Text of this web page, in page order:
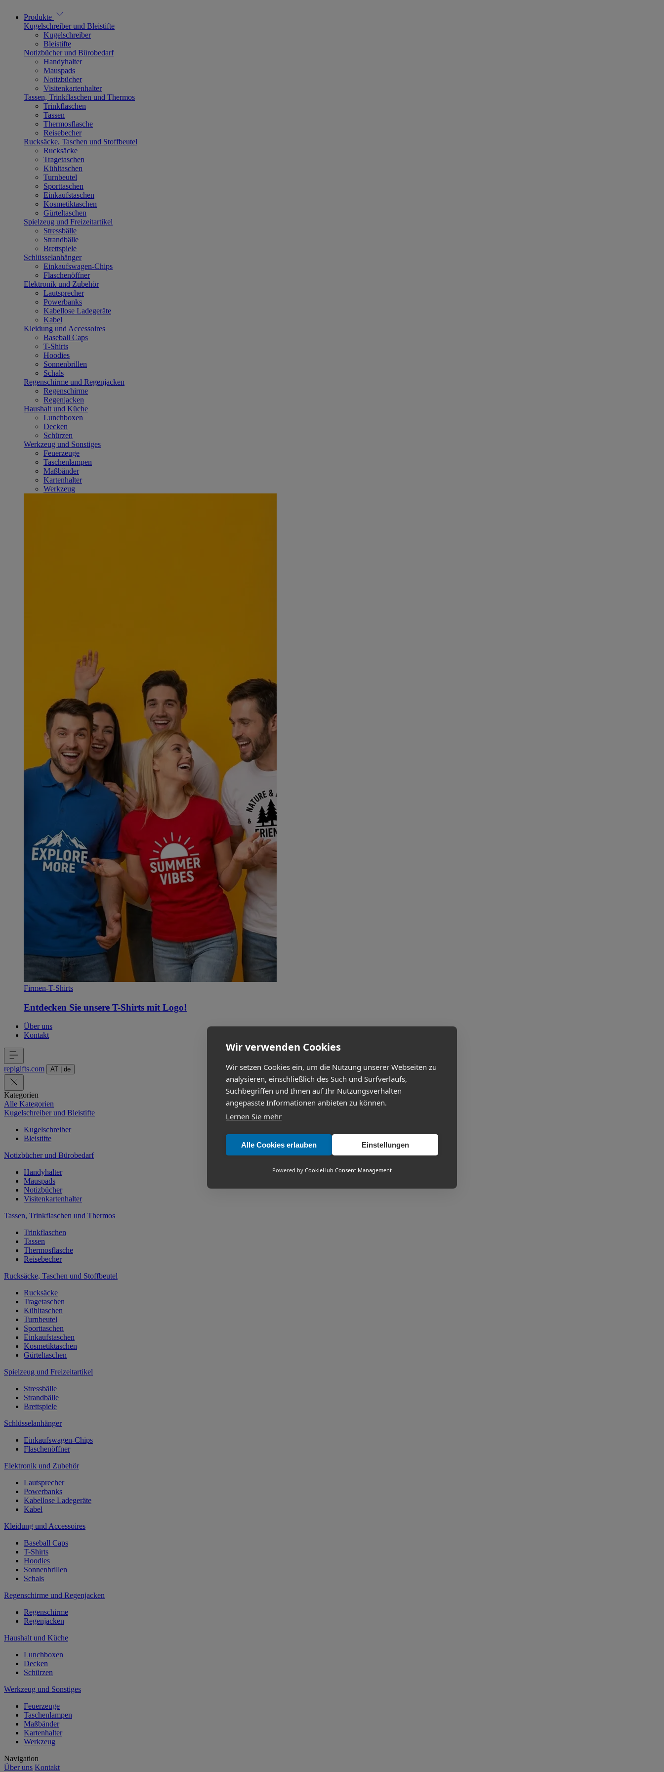
Wir verwenden Cookies
Wir setzen Cookies ein, um die Nutzung unserer Webseiten zu
analysieren, einschließlich des Such und Surfverlaufs,
Suchbegriffen und Ihnen auf Ihr Nutzungsverhalten
angepasste Informationen anbieten zu können.
Lernen Sie mehr
Alle Cookies erlauben Einstellungen
Powered by CookieHub Consent Management
Produkte
Kugelschreiber und Bleistifte
Kugelschreiber
Bleistifte
Notizbücher und Bürobedarf
Handyhalter
Mauspads
Notizbücher
Visitenkartenhalter
Tassen, Trinkflaschen und Thermos
Trinkflaschen
Tassen
Thermosflasche
Reisebecher
Rucksäcke, Taschen und Stoffbeutel
Rucksäcke
Tragetaschen
Kühltaschen
Turnbeutel
Sporttaschen
Einkaufstaschen
Kosmetiktaschen
Gürteltaschen
Spielzeug und Freizeitartikel
Stressbälle
Strandbälle
Brettspiele
Schlüsselanhänger
Einkaufswagen-Chips
Flaschenöffner
Elektronik und Zubehör
Lautsprecher
Powerbanks
Kabellose Ladegeräte
Kabel
Kleidung und Accessoires
Baseball Caps
T-Shirts
Hoodies
Sonnenbrillen
Schals
Regenschirme und Regenjacken
Regenschirme
Regenjacken
Haushalt und Küche
Lunchboxen
Decken
Schürzen
Werkzeug und Sonstiges
Feuerzeuge
Taschenlampen
Maßbänder
Kartenhalter
Werkzeug
Firmen-T-Shirts
Entdecken Sie unsere T-Shirts mit Logo!
Über uns
Kontakt
repigifts.com AT de
Kategorien
Alle Kategorien
Kugelschreiber und Bleistifte
Kugelschreiber
Bleistifte
Notizbücher und Bürobedarf
Handyhalter
Mauspads
Notizbücher
Visitenkartenhalter
Tassen, Trinkflaschen und Thermos
Trinkflaschen
Tassen
Thermosflasche
Reisebecher
Rucksäcke, Taschen und Stoffbeutel
Rucksäcke
Tragetaschen
Kühltaschen
Turnbeutel
Sporttaschen
Einkaufstaschen
Kosmetiktaschen
Gürteltaschen
Spielzeug und Freizeitartikel
Stressbälle
Strandbälle
Brettspiele
Schlüsselanhänger
Einkaufswagen-Chips
Flaschenöffner
Elektronik und Zubehör
Lautsprecher
Powerbanks
Kabellose Ladegeräte
Kabel
Kleidung und Accessoires
Baseball Caps
T-Shirts
Hoodies
Sonnenbrillen
Schals
Regenschirme und Regenjacken
Regenschirme
Regenjacken
Haushalt und Küche
Lunchboxen
Decken
Schürzen
Werkzeug und Sonstiges
Feuerzeuge
Taschenlampen
Maßbänder
Kartenhalter
Werkzeug
Navigation
Über uns Kontakt